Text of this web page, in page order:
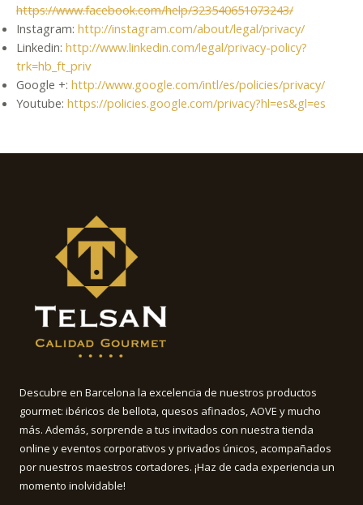
https://www.facebook.com/help/323540651073243/
Instagram: http://instagram.com/about/legal/privacy/
Linkedin: http://www.linkedin.com/legal/privacy-policy?
trk=hb_ft_priv
Google +: http://www.google.com/intl/es/policies/privacy/
Youtube: https://policies.google.com/privacy?hl=es&gl=es
Descubre en Barcelona la excelencia de nuestros productos
gourmet: ibéricos de bellota, quesos afinados, AOVE y mucho
más. Además, sorprende a tus invitados con nuestra tienda
online y eventos corporativos y privados únicos, acompañados
por nuestros maestros cortadores. ¡Haz de cada experiencia un
momento inolvidable!